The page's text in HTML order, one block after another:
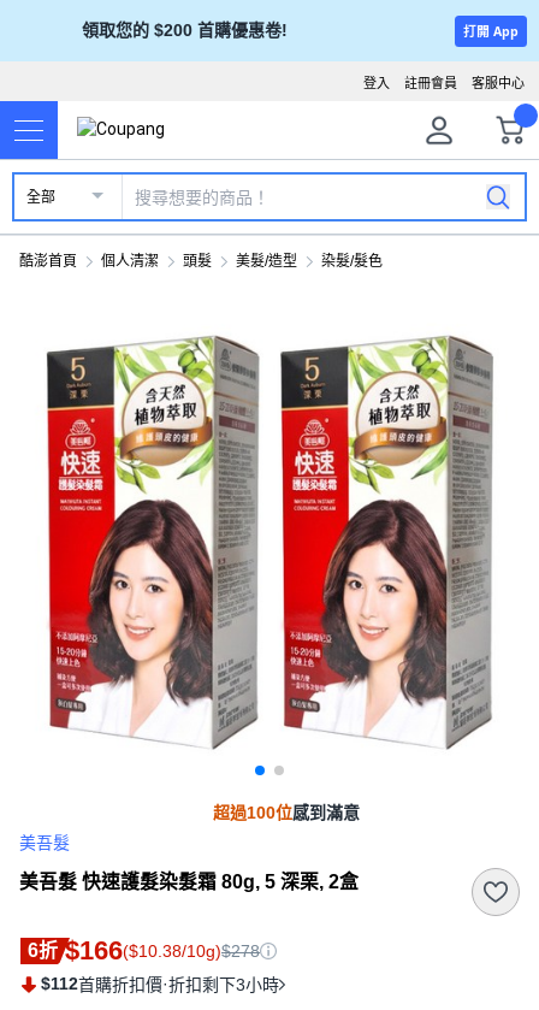
領取您的 $200 首購優惠卷! 打開 App
客服中心
註冊會員
登入
全部
酷澎首頁 個人清潔 頭髮 美髮/造型 染髮/髮色
超過100位感到滿意
美吾髮
美吾髮 快速護髮染髮霜 80g, 5 深栗, 2盒
6折 $166($10.38/10g)$278
$112首購折扣價·折扣剩下3小時